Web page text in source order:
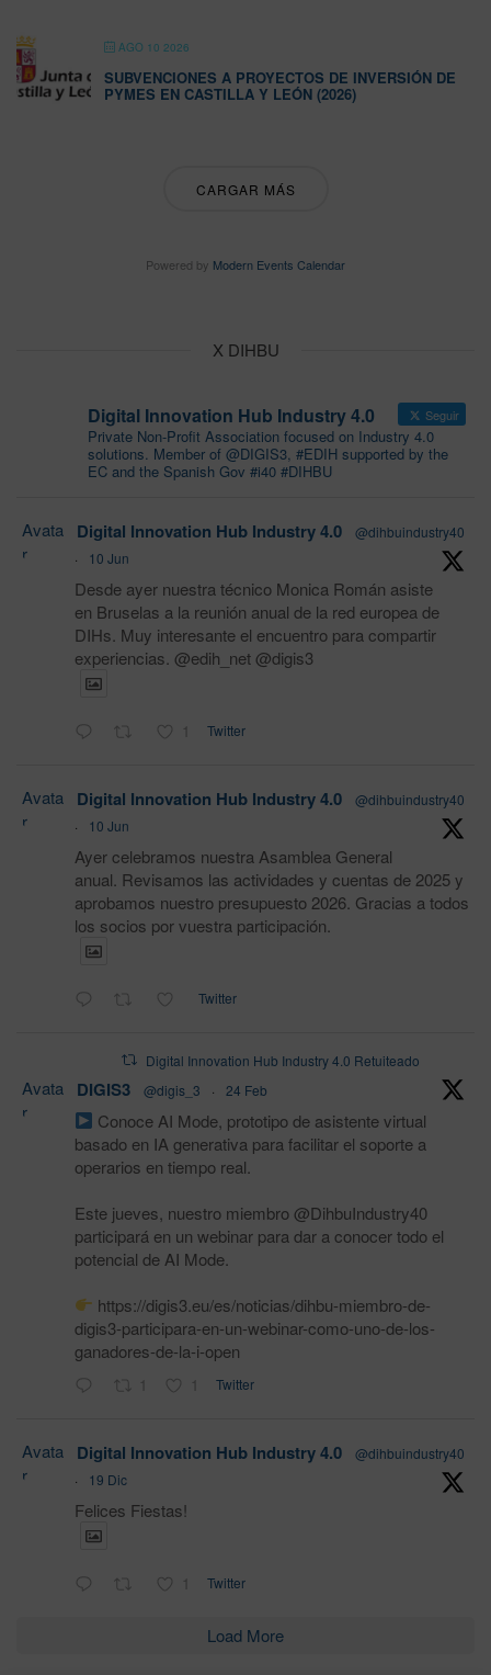
AGO 10 2026
SUBVENCIONES A PROYECTOS DE INVERSIÓN DE
PYMES EN CASTILLA Y LEÓN (2026)
CARGAR MÁS
Powered by Modern Events Calendar
X DIHBU
Digital Innovation Hub Industry 4.0 Seguir
Private Non-Profit Association focused on Industry 4.0
solutions. Member of @DIGIS3, #EDIH supported by the
EC and the Spanish Gov #i40 #DIHBU
Avata
r
Digital Innovation Hub Industry 4.0
@dihbuindustry40
·
10 Jun
Desde ayer nuestra técnico Monica Román asiste
en Bruselas a la reunión anual de la red europea de
DIHs. Muy interesante el encuentro para compartir
experiencias. @edih_net @digis3
1 Twitter
Avata
r
Digital Innovation Hub Industry 4.0
@dihbuindustry40
·
10 Jun
Ayer celebramos nuestra Asamblea General
anual. Revisamos las actividades y cuentas de 2025 y
aprobamos nuestro presupuesto 2026. Gracias a todos
los socios por vuestra participación.
Twitter
Digital Innovation Hub Industry 4.0 Retuiteado
Avata
r
DIGIS3 @digis_3 · 24 Feb
Conoce AI Mode, prototipo de asistente virtual
basado en IA generativa para facilitar el soporte a
operarios en tiempo real.
Este jueves, nuestro miembro @DihbuIndustry40
participará en un webinar para dar a conocer todo el
potencial de AI Mode.
https://digis3.eu/es/noticias/dihbu-miembro-de-
digis3-participara-en-un-webinar-como-uno-de-los-
ganadores-de-la-i-open
1 1 Twitter
Avata
r
Digital Innovation Hub Industry 4.0
@dihbuindustry40
·
19 Dic
Felices Fiestas!
1 Twitter
Load More